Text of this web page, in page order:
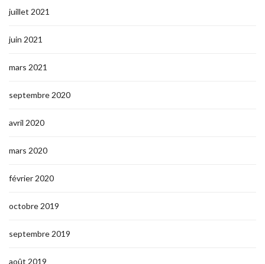
juillet 2021
juin 2021
mars 2021
septembre 2020
avril 2020
mars 2020
février 2020
octobre 2019
septembre 2019
août 2019